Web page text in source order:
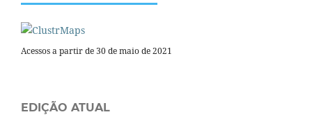
Acessos a partir de 30 de maio de 2021
EDIÇÃO ATUAL